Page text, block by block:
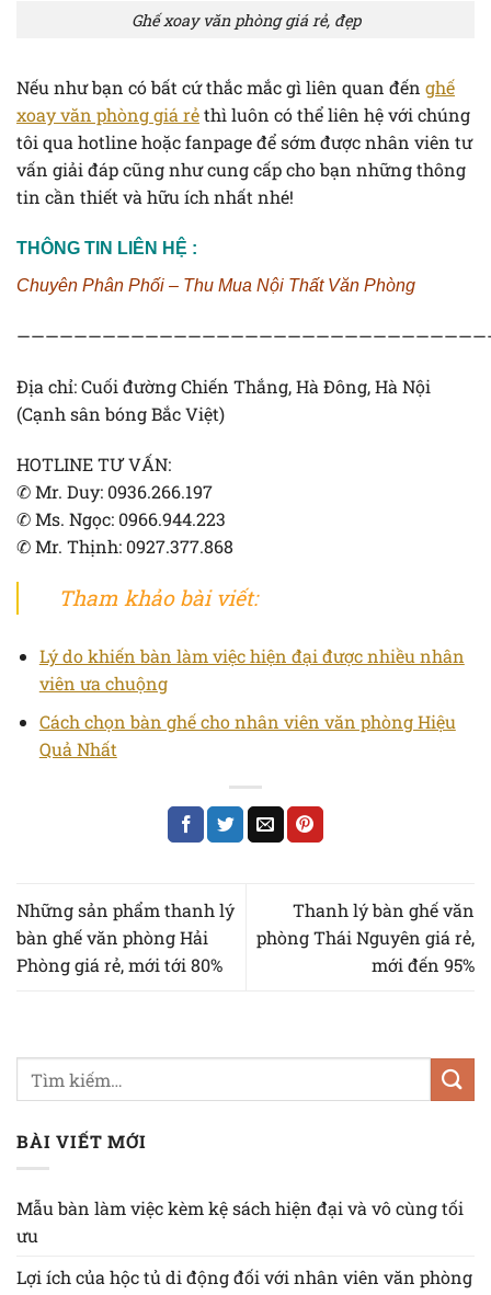
Ghế xoay văn phòng giá rẻ, đẹp
Nếu như bạn có bất cứ thắc mắc gì liên quan đến ghế
xoay văn phòng giá rẻthì luôn có thể liên hệ với chúng
tôi qua hotline hoặc fanpage để sớm được nhân viên tư
vấn giải đáp cũng như cung cấp cho bạn những thông
tin cần thiết và hữu ích nhất nhé!
THÔNG TIN LIÊN HỆ :
Chuyên Phân Phối – Thu Mua Nội Thất Văn Phòng
Địa chỉ: Cuối đường Chiến Thắng, Hà Đông, Hà Nội
(Cạnh sân bóng Bắc Việt)
HOTLINE TƯ VẤN:
✆ Mr. Duy: 0936.266.197
✆ Ms. Ngọc: 0966.944.223
✆ Mr. Thịnh: 0927.377.868
Tham khảo bài viết:
Lý do khiến bàn làm việc hiện đại được nhiều nhân
viên ưa chuộng
Cách chọn bàn ghế cho nhân viên văn phòng Hiệu
Quả Nhất
Những sản phẩm thanh lý
bàn ghế văn phòng Hải
Phòng giá rẻ, mới tới 80%
Thanh lý bàn ghế văn
phòng Thái Nguyên giá rẻ,
mới đến 95%
BÀI VIẾT MỚI
Mẫu bàn làm việc kèm kệ sách hiện đại và vô cùng tối
ưu
Lợi ích của hộc tủ di động đối với nhân viên văn phòng